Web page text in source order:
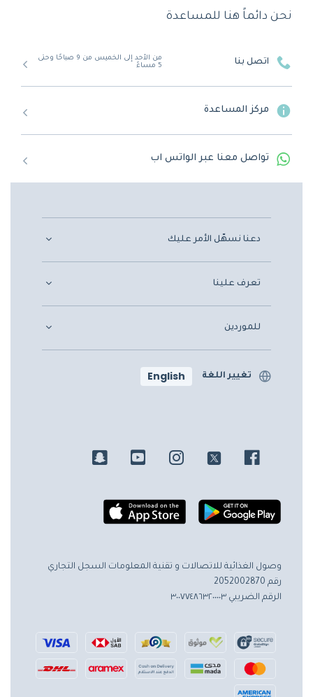
نحن دائماً هنا للمساعدة
اتصل بنا
من الأحد إلى الخميس من 9 صباحًا وحتى
5 مساءً
مركز المساعدة
تواصل معنا عبر الواتس اب
دعنا نسهّل الأمر عليك
تعرف علينا
للموردين
تغيير اللغة English
وصول الغذائية للاتصالات و تقنية المعلومات السجل التجاري
رقم 2052002870
الرقم الضريبي ٣٠٠٧٧٤٨٦٣٢٠٠٠٠٣